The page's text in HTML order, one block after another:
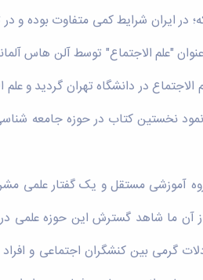
در ایران شرایط کمی متفاوت
در دانشگاه تهران گردید و
فلسفه سعی نمود نخستین کتاب در
آموزشی مستقل و یک گفتار علمی
در سال 1337 اتفاق افتاد که پس از آن ما
اگر بخواهیم تبادلات گرمی بین کنشگران